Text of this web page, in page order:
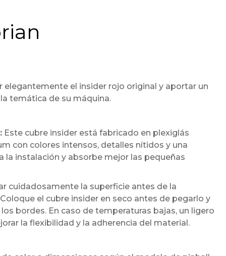
el insider rojo original y aportar un
temática de su máquina.
Este cubre insider está fabricado en plexiglás
con colores intensos, detalles nítidos y una
la instalación y absorbe mejor las pequeñas
cuidadosamente la superficie antes de la
el cubre insider en seco antes de pegarlo y
bordes. En caso de temperaturas bajas, un ligero
la flexibilidad y la adherencia del material.